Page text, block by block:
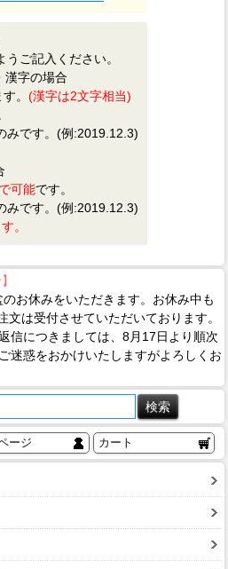
うご記入ください。
漢字の場合
。 (漢字は2文字相当)
。
です。(例:2019.12.3)
可能です。
です。(例:2019.12.3)
。
お休みをいただきます。お休み中も
文は受付させていただいております。
信につきましては、8月17日より順次
迷惑をおかけいたしますがよろしくお
ージ カート